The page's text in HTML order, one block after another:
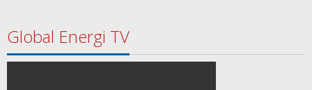
Global Energi TV